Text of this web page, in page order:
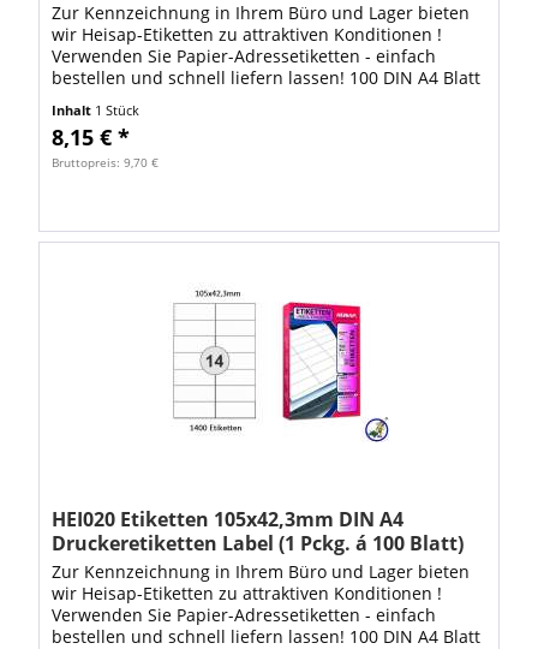
Zur Kennzeichnung in Ihrem Büro und Lager bieten
wir Heisap-Etiketten zu attraktiven Konditionen !
Verwenden Sie Papier-Adressetiketten - einfach
bestellen und schnell liefern lassen! 100 DIN A4 Blatt
Inhalt 1 Stück
8,15 € *
Bruttopreis: 9,70 €
HEI020 Etiketten 105x42,3mm DIN A4
Druckeretiketten Label (1 Pckg. á 100 Blatt)
Zur Kennzeichnung in Ihrem Büro und Lager bieten
wir Heisap-Etiketten zu attraktiven Konditionen !
Verwenden Sie Papier-Adressetiketten - einfach
bestellen und schnell liefern lassen! 100 DIN A4 Blatt